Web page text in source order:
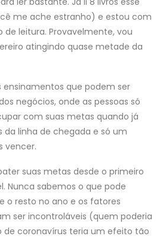
me ache estranho) e estou com
leitura. Provavelmente, vou
atingindo quase metade da
ensinamentos que podem ser
negócios, onde as pessoas só
com suas metas quando já
linha de chegada e só um
vencer.
suas metas desde o primeiro
Nunca sabemos o que pode
o resto no ano e os fatores
ser incontroláveis (quem poderia
de coronavírus teria um efeito tão